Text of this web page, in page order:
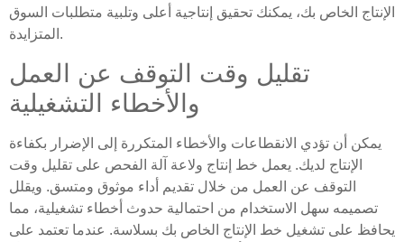
الإنتاج الخاص بك، يمكنك تحقيق إنتاجية أعلى وتلبية متطلبات السوق
المتزايدة.
تقليل وقت التوقف عن العمل
والأخطاء التشغيلية
يمكن أن تؤدي الانقطاعات والأخطاء المتكررة إلى الإضرار بكفاءة
الإنتاج لديك. يعمل خط إنتاج ولاعة آلة الفحص على تقليل وقت
التوقف عن العمل من خلال تقديم أداء موثوق ومتسق. ويقلل
تصميمه سهل الاستخدام من احتمالية حدوث أخطاء تشغيلية، مما
يحافظ على تشغيل خط الإنتاج الخاص بك بسلاسة. عندما تعتمد على